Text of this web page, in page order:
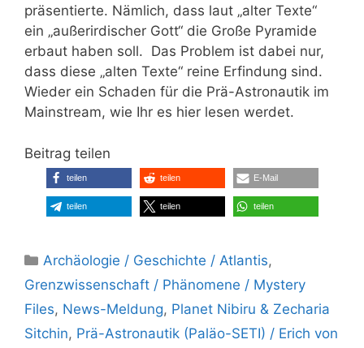
präsentierte. Nämlich, dass laut „alter Texte“
ein „außerirdischer Gott“ die Große Pyramide
erbaut haben soll. Das Problem ist dabei nur,
dass diese „alten Texte“ reine Erfindung sind.
Wieder ein Schaden für die Prä-Astronautik im
Mainstream, wie Ihr es hier lesen werdet.
Beitrag teilen
teilen teilen E-Mail
teilen teilen teilen
Kategorien
Archäologie / Geschichte / Atlantis,
Grenzwissenschaft / Phänomene / Mystery
Files, News-Meldung, Planet Nibiru & Zecharia
Sitchin, Prä-Astronautik (Paläo-SETI) / Erich von